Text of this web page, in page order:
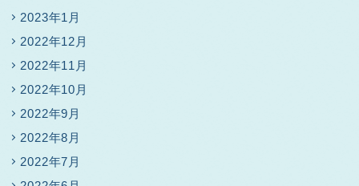
2023年1月
2022年12月
2022年11月
2022年10月
2022年9月
2022年8月
2022年7月